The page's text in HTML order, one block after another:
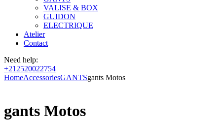
VALISE & BOX
GUIDON
ELECTRIQUE
Atelier
Contact
Need help:
+212520022754
HomeAccessoriesGANTSgants Motos
gants Motos